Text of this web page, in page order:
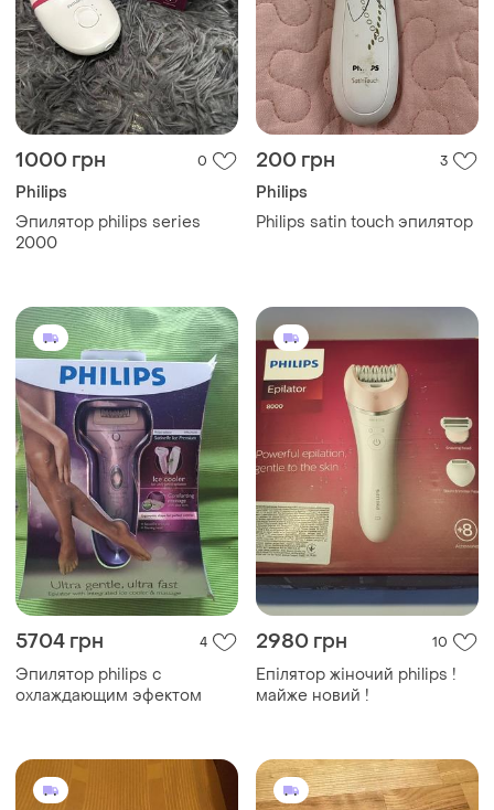
1000 грн 0
Philips
Эпилятор philips series
2000
200 грн 3
Philips
Philips satin touch эпилятор
5704 грн 4
Эпилятор philips с
охлаждающим эфектом
2980 грн 10
Епілятор жіночий philips !
майже новий !